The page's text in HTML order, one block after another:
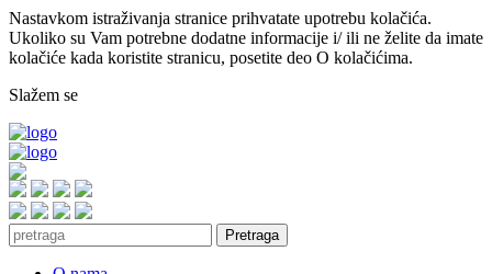
Nastavkom istraživanja stranice prihvatate upotrebu kolačića.
Ukoliko su Vam potrebne dodatne informacije i/ ili ne želite da imate
kolačiće kada koristite stranicu, posetite deo O kolačićima.
Slažem se
Pretraga